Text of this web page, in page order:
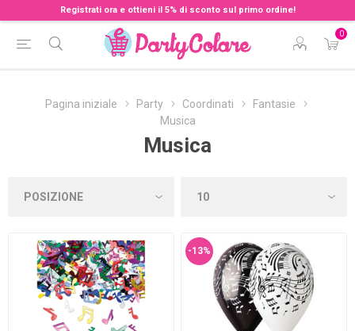
Registrati ora e ottieni il 5% di sconto sul primo ordine!
0
Pagina iniziale Party Coordinati
Fantasie
Musica
Musica
-13%